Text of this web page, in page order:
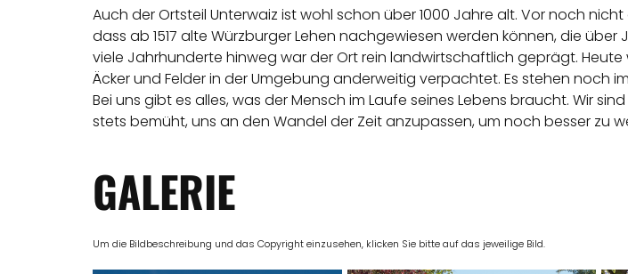
Auch der Ortsteil Unterwaiz ist wohl schon über 1000 Jahre alt. Vor noch
dass ab 1517 alte Würzburger Lehen nachgewiesen werden können, die
viele Jahrhunderte hinweg war der Ort rein landwirtschaftlich geprägt.
Äcker und Felder in der Umgebung anderweitig verpachtet. Es stehen noch
Bei uns gibt es alles, was der Mensch im Laufe seines Lebens braucht. Wir
stets bemüht, uns an den Wandel der Zeit anzupassen, um noch besser zu
GALERIE
Um die Bildbeschreibung und das Copyright einzusehen, klicken Sie bitte auf das jeweilige Bild.